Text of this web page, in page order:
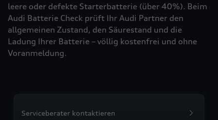
leere oder defekte Starterbatterie (über 40%). Beim
Audi Batterie Check prüft Ihr Audi Partner den
allgemeinen Zustand, den Säurestand und die
Ladung Ihrer Batterie – völlig kostenfrei und ohne
Voranmeldung.
Serviceberater kontaktieren